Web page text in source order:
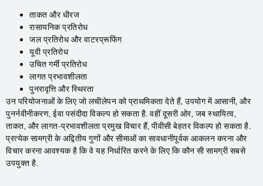
ताकत और धीरज
रासायनिक प्रतिरोध
जल प्रतिरोध और वाटरप्रूफिंग
यूवी प्रतिरोध
उचित गर्मी प्रतिरोध
लागत प्रभावशीलता
पुनरावृत्ति और स्थिरता
उन परियोजनाओं के लिए जो लचीलेपन को प्राथमिकता देते हैं, उपयोग में आसानी, और
पुनर्नवीनीकरण, ईवा पसंदीदा विकल्प हो सकता है. वहीं दूसरी ओर, जब स्थायित्व,
ताकत, और लागत-प्रभावशीलता प्रमुख विचार हैं, पीवीसी बेहतर विकल्प हो सकता है.
प्रत्येक सामग्री के अद्वितीय गुणों और सीमाओं का सावधानीपूर्वक आकलन करना और
विचार करना आवश्यक है कि वे यह निर्धारित करने के लिए कि कौन सी सामग्री सबसे
उपयुक्त है.